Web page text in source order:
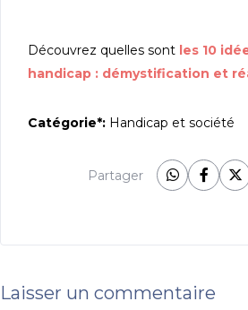
Découvrez quelles sont les 10
handicap : démystification et
Catégorie*: Handicap et société
Partager
Laisser un commentaire